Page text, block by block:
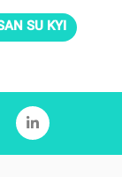
SU KYI